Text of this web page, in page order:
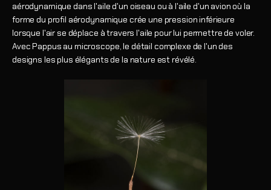
aérodynamique dans l'aile d'un oiseau ou à l'aile d'un avion où la
forme du profil aérodynamique crée une pression inférieure
lorsque l'air se déplace à travers l'aile pour lui permettre de voler.
Avec Pappus au microscope, le détail complexe de l'un des
designs les plus élégants de la nature est révélé.